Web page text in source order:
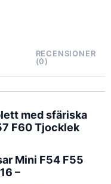
RECENSIONER
(0)
med sfäriska
F60 Tjocklek
Mini F54 F55
–